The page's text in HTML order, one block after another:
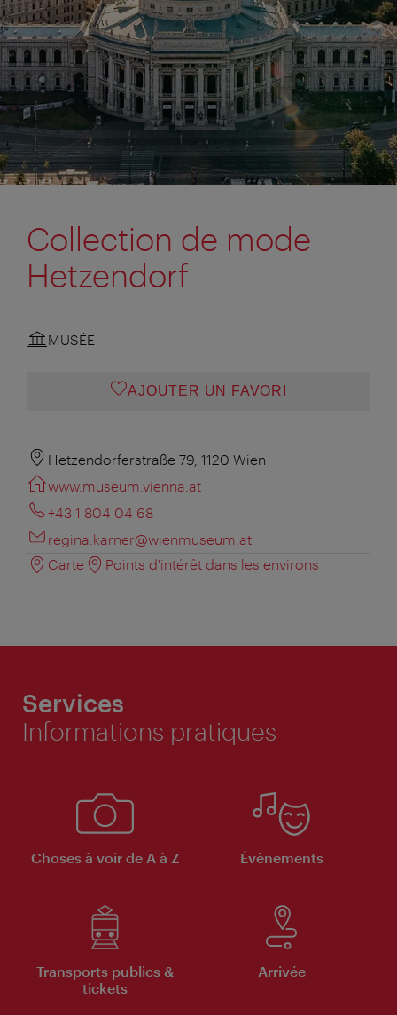
Collection de mode
Hetzendorf
MUSÉE
AJOUTER UN FAVORI
Hetzendorferstraße 79, 1120 Wien
www.museum.vienna.at
+43 1 804 04 68
regina.karner@wienmuseum.at
Carte
Points d'intérêt dans les environs
Services
Informations pratiques
Choses à voir de A à Z Évènements
Transports publics &
tickets
Arrivée